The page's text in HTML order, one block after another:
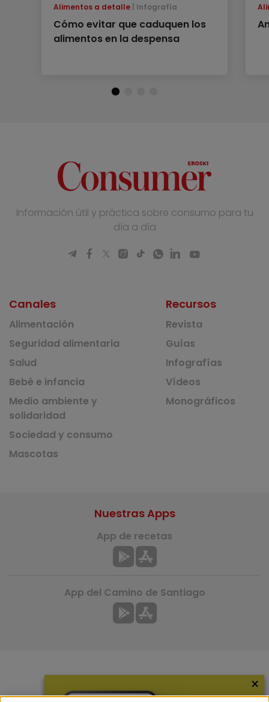
Alimentos a detalle Infografía
Cómo evitar que caduquen los
alimentos en la despensa
Información útil y práctica sobre consumo para tu
día a día
Canales
Alimentación
Seguridad alimentaria
Salud
Bebé e infancia
Medio ambiente y
solidaridad
Sociedad y consumo
Mascotas
Recursos
Revista
Guías
Infografías
Vídeos
Monográficos
Nuestras Apps
App de recetas
App del Camino de Santiago
×